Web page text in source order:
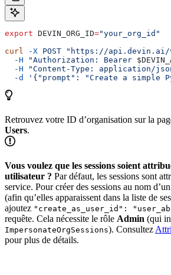
export DEVIN_ORG_ID="your_org_id"
curl
-X POST "https://api.devin.ai/
  -H
"Authorization: Bearer
  -H
"Content-Type: application/
  -d
'{"prompt": "Create a simple
Retrouvez votre ID d’organisation sur la
Users.
Vous voulez que les sessions soient
utilisateur ? Par défaut, les sessions sont
service. Pour créer des sessions au nom
(afin qu’elles apparaissent dans la liste de
ajoutez "create_as_user_id":
requête. Cela nécessite le rôle Admin (qui
ImpersonateOrgSessions). Consultez
pour plus de détails.